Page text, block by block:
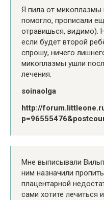
Я пила от микоплазмы
помогло, прописали
отравишься, видимо).
если будет второй
спрошу, ничего
микоплазмы ушли
лечения.
soinaolga
http://
Мне выписывали
ним назначили
плацентарной
сами хотите лечиться